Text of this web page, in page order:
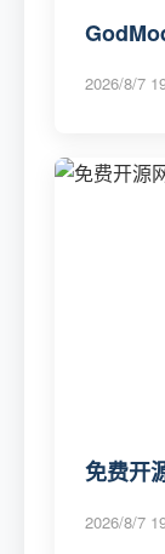
2026/8/7
免费开
2026/8/7